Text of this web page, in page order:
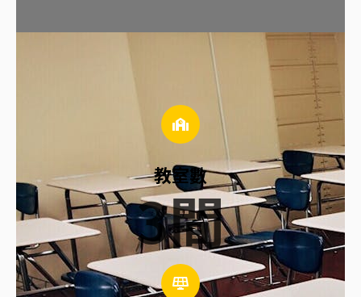
3間
教室數